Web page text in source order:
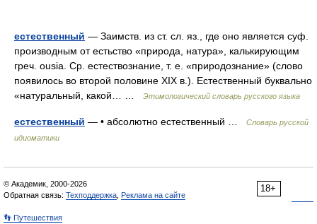
естественный — Заимств. из ст. сл. яз., где оно является суф.
производным от естьство «природа, натура», калькирующим
греч. ousia. Ср. естествознание, т. е. «природознание» (слово
появилось во второй половине XIX в.). Естественный буквально
«натуральный, какой… …
Этимологический словарь русского языка
естественный — • абсолютно естественный …
Словарь русской
идиоматики
18+
© Академик, 2000-2026
Обратная связь: Техподдержка Реклама на сайте
👣 Путешествия